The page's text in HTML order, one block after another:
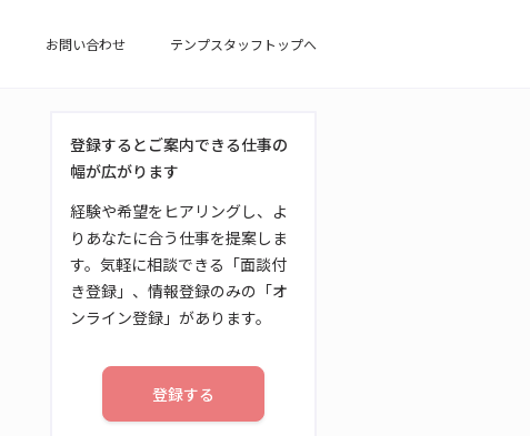
お問い合わせ テンプスタッフトップへ
登録するとご案内できる仕事の
幅が広がります
経験や希望をヒアリングし、よ
りあなたに合う仕事を提案しま
す。気軽に相談できる「面談付
き登録」、情報登録のみの「オ
ンライン登録」があります。
登録する